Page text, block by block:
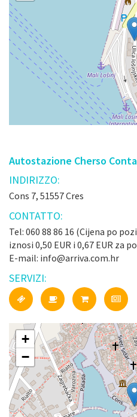
Autostazione Cherso
INDIRIZZO:
Cons 7, 51557 Cres
CONTATTO:
Tel: 060 88 86 16 (Cijena po
iznosi 0,50 EUR i 0,67 EUR za
E-mail: info@arriva.com.hr
SERVIZI:
+
−